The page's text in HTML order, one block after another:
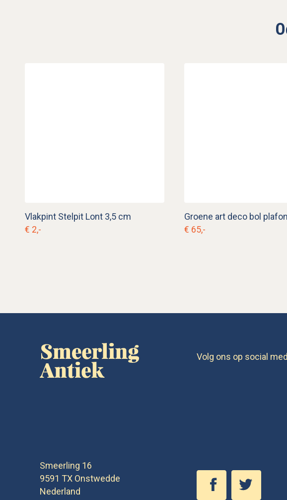
Vlakpint Stelpit Lont 3,5 cm
€ 2,-
€ 65,-
Smeerling 16
9591 TX Onstwedde
Nederland
Volg ons op social